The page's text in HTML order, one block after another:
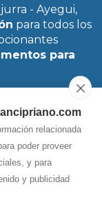
relacionada
poder proveer
y para
y publicidad
- Ayegui,
para todos los
para